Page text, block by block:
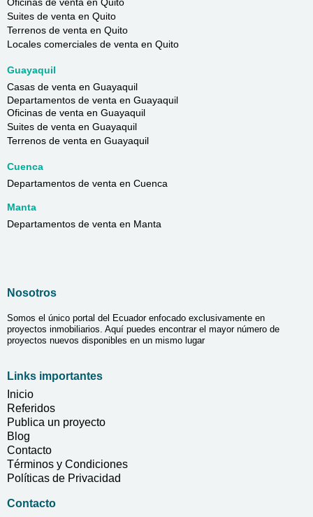
Oficinas de venta en Quito
Suites de venta en Quito
Terrenos de venta en Quito
Locales comerciales de venta en Quito
Guayaquil
Casas de venta en Guayaquil
Departamentos de venta en Guayaquil
Oficinas de venta en Guayaquil
Suites de venta en Guayaquil
Terrenos de venta en Guayaquil
Cuenca
Departamentos de venta en Cuenca
Manta
Departamentos de venta en Manta
Nosotros
Somos el único portal del Ecuador enfocado exclusivamente en
proyectos inmobiliarios. Aquí puedes encontrar el mayor número de
proyectos nuevos disponibles en un mismo lugar
Links importantes
Inicio
Referidos
Publica un proyecto
Blog
Contacto
Términos y Condiciones
Políticas de Privacidad
Contacto